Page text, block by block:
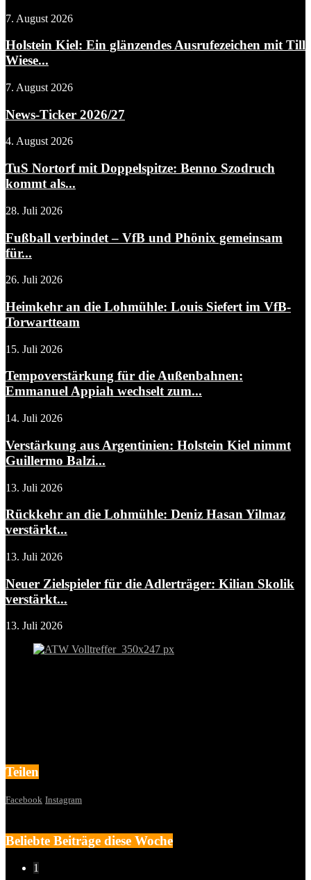
7. August 2026
Holstein Kiel: Ein glänzendes Ausrufezeichen mit Till
Wiese...
7. August 2026
News-Ticker 2026/27
4. August 2026
TuS Nortorf mit Doppelspitze: Benno Szodruch
kommt als...
28. Juli 2026
Fußball verbindet – VfB und Phönix gemeinsam
für...
26. Juli 2026
Heimkehr an die Lohmühle: Louis Siefert im VfB-
Torwartteam
15. Juli 2026
Tempoverstärkung für die Außenbahnen:
Emmanuel Appiah wechselt zum...
14. Juli 2026
Verstärkung aus Argentinien: Holstein Kiel nimmt
Guillermo Balzi...
13. Juli 2026
Rückkehr an die Lohmühle: Deniz Hasan Yilmaz
verstärkt...
13. Juli 2026
Neuer Zielspieler für die Adlerträger: Kilian Skolik
verstärkt...
13. Juli 2026
Teilen
Facebook Instagram
Beliebte Beiträge diese Woche
1